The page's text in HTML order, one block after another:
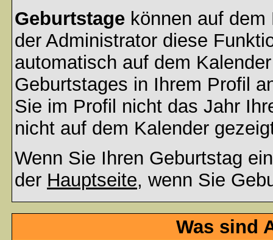
Geburtstage können auf
der Administrator diese
automatisch auf dem
Geburtstages in Ihrem Profil
Sie im Profil nicht das Jahr
nicht auf dem Kalender
Wenn Sie Ihren Geburtstag
der Hauptseite, wenn Sie
Was sind